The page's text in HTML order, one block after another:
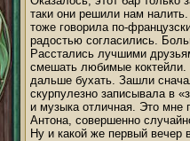
таки они решили нам
тоже говорила по-
радостью согласились.
Расстались лучшими
смешать любимые коктейли.
дальше бухать. Зашли
скурпулезно записывала в
и музыка отличная. Это мне
Антона, совершенно
Ну и какой же первый вечер